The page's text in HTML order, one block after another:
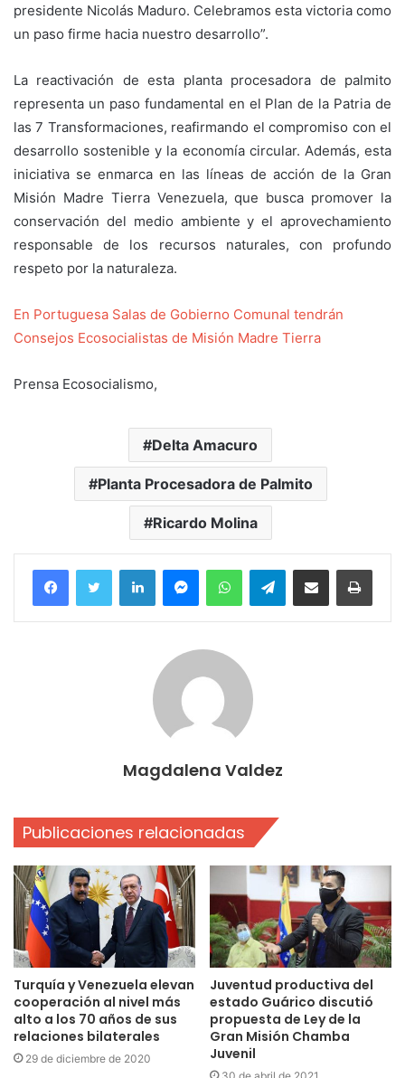
presidente Nicolás Maduro. Celebramos esta victoria como
un paso firme hacia nuestro desarrollo”.
La reactivación de esta planta procesadora de palmito
representa un paso fundamental en el Plan de la Patria de
las 7 Transformaciones, reafirmando el compromiso con el
desarrollo sostenible y la economía circular. Además, esta
iniciativa se enmarca en las líneas de acción de la Gran
Misión Madre Tierra Venezuela, que busca promover la
conservación del medio ambiente y el aprovechamiento
responsable de los recursos naturales, con profundo
respeto por la naturaleza.
En Portuguesa Salas de Gobierno Comunal tendrán
Consejos Ecosocialistas de Misión Madre Tierra
Prensa Ecosocialismo,
Delta Amacuro
Planta Procesadora de Palmito
Ricardo Molina
FacebookTwitter LinkedInMessengerWhatsAppTelegramCompartir por correo electrónico
Magdalena Valdez
Publicaciones relacionadas
Turquía y Venezuela elevan
cooperación al nivel más
alto a los 70 años de sus
relaciones bilaterales
29 de diciembre de 2020
Juventud productiva del
estado Guárico discutió
propuesta de Ley de la
Gran Misión Chamba
Juvenil